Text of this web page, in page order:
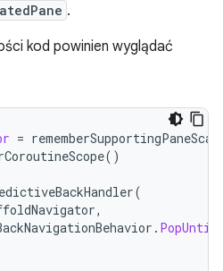
.
kod powinien wyglądać
=
()
(
,
.